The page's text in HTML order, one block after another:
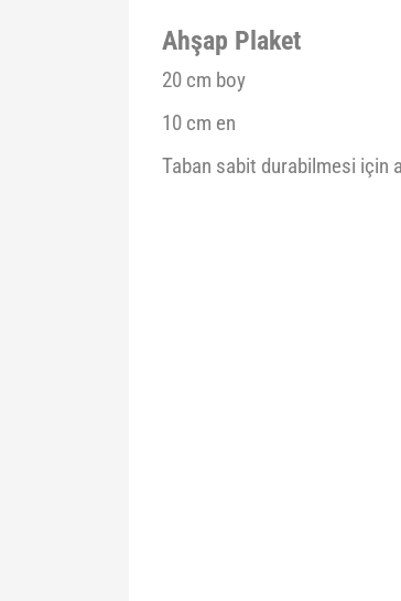
Ahşap Plaket
20 cm boy
10 cm en
Taban sabit durabilmesi için